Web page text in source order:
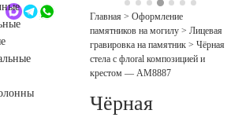
Главная > Оформление
памятников на могилу > Лицевая
гравировка на памятник > Чёрная
стела с флoral композицией и
крестом — AM8887
Чёрная